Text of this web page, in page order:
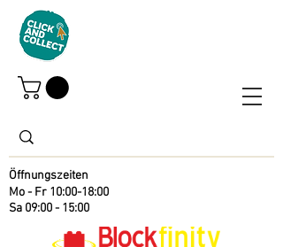
Öffnungszeiten
Mo - Fr 10:00-18:00
Sa 09:00 - 15:00